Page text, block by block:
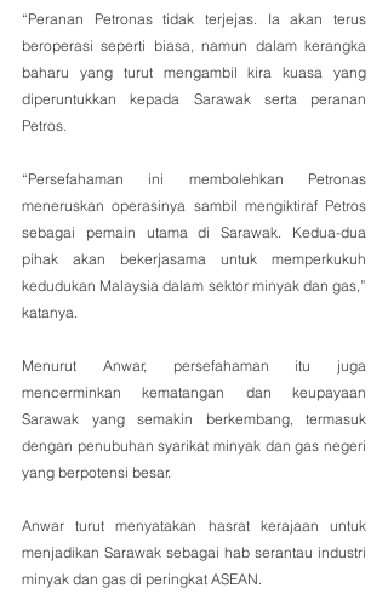
“Peranan Petronas tidak terjejas. Ia akan terus
beroperasi seperti biasa, namun dalam kerangka
baharu yang turut mengambil kira kuasa yang
diperuntukkan kepada Sarawak serta peranan
Petros.
“Persefahaman ini membolehkan Petronas
meneruskan operasinya sambil mengiktiraf Petros
sebagai pemain utama di Sarawak. Kedua-dua
pihak akan bekerjasama untuk memperkukuh
kedudukan Malaysia dalam sektor minyak dan gas,”
katanya.
Menurut Anwar, persefahaman itu juga
mencerminkan kematangan dan keupayaan
Sarawak yang semakin berkembang, termasuk
dengan penubuhan syarikat minyak dan gas negeri
yang berpotensi besar.
Anwar turut menyatakan hasrat kerajaan untuk
menjadikan Sarawak sebagai hab serantau industri
minyak dan gas di peringkat ASEAN.